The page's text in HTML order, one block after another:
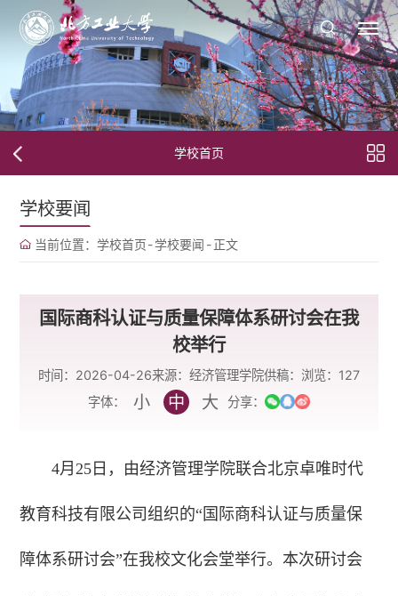
学校首页
学校要闻
当前位置： 学校首页-学校要闻 -正文
国际商科认证与质量保障体系研讨会在我
校举行
时间：2026-04-26来源：经济管理学院供稿： 浏览： 127
字体：
小 中 大 分享：
4月25日，由经济管理学院联合北京卓唯时代
教育科技有限公司组织的“国际商科认证与质量保
障体系研讨会”在我校文化会堂举行。本次研讨会